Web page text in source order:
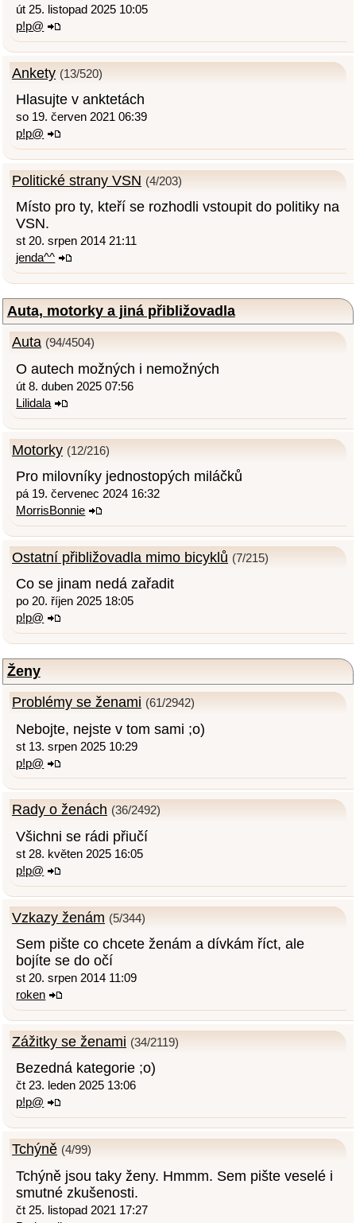
út 25. listopad 2025 10:05
p!p@
Ankety (13/520)
Hlasujte v anktetách
so 19. červen 2021 06:39
p!p@
Politické strany VSN (4/203)
Místo pro ty, kteří se rozhodli vstoupit do politiky na
VSN.
st 20. srpen 2014 21:11
jenda^^
Auta, motorky a jiná přibližovadla
Auta (94/4504)
O autech možných i nemožných
út 8. duben 2025 07:56
Lilidala
Motorky (12/216)
Pro milovníky jednostopých miláčků
pá 19. červenec 2024 16:32
MorrisBonnie
Ostatní přibližovadla mimo bicyklů (7/215)
Co se jinam nedá zařadit
po 20. říjen 2025 18:05
p!p@
Ženy
Problémy se ženami (61/2942)
Nebojte, nejste v tom sami ;o)
st 13. srpen 2025 10:29
p!p@
Rady o ženách (36/2492)
Všichni se rádi přiučí
st 28. květen 2025 16:05
p!p@
Vzkazy ženám (5/344)
Sem pište co chcete ženám a dívkám říct, ale
bojíte se do očí
st 20. srpen 2014 11:09
roken
Zážitky se ženami (34/2119)
Bezedná kategorie ;o)
čt 23. leden 2025 13:06
p!p@
Tchýně (4/99)
Tchýně jsou taky ženy. Hmmm. Sem pište veselé i
smutné zkušenosti.
čt 25. listopad 2021 17:27